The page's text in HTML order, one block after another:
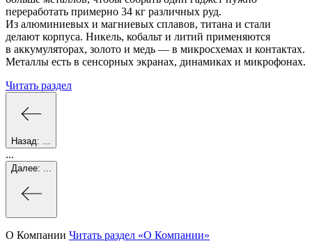
переработать примерно 34 кг различных руд.
Из алюминиевых и магниевых сплавов, титана и стали
делают корпуса. Никель, кобальт и литий применяются
в аккумуляторах, золото и медь — в микросхемах и контактах.
Металлы есть в сенсорных экранах, динамиках и микрофонах.
Читать раздел
Назад:
...
Далее:
О Компании Читать раздел «О Компании»